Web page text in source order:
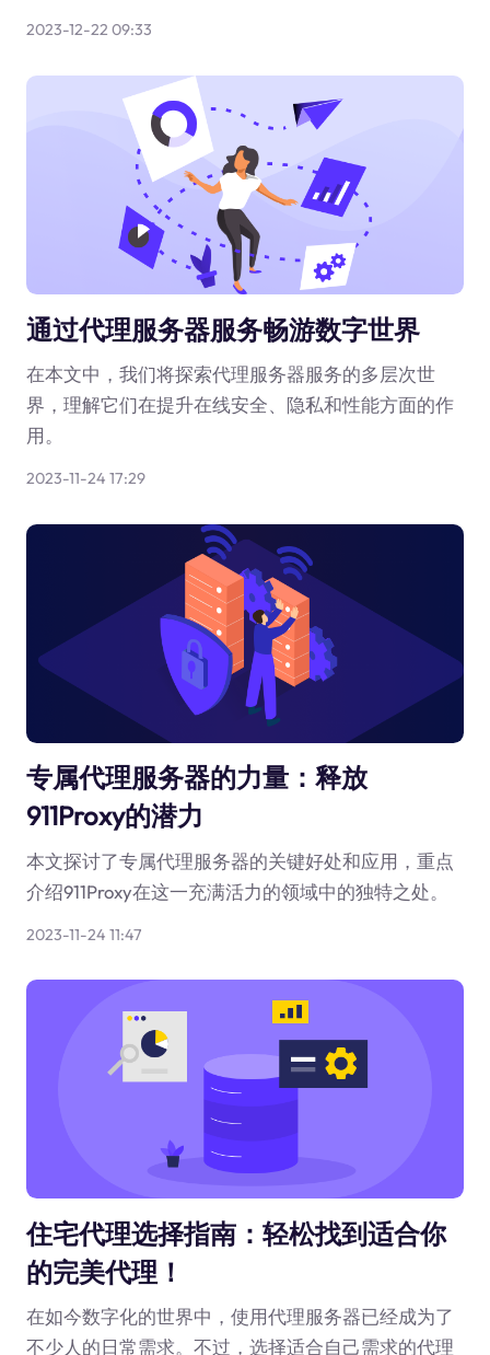
2023-12-22 09:33
通过代理服务器服务畅游数字世界
在本文中，我们将探索代理服务器服务的多层次世
界，理解它们在提升在线安全、隐私和性能方面的作
用。
2023-11-24 17:29
专属代理服务器的力量：释放
911Proxy的潜力
本文探讨了专属代理服务器的关键好处和应用，重点
介绍911Proxy在这一充满活力的领域中的独特之处。
2023-11-24 11:47
住宅代理选择指南：轻松找到适合你
的完美代理！
在如今数字化的世界中，使用代理服务器已经成为了
不少人的日常需求。不过，选择适合自己需求的代理